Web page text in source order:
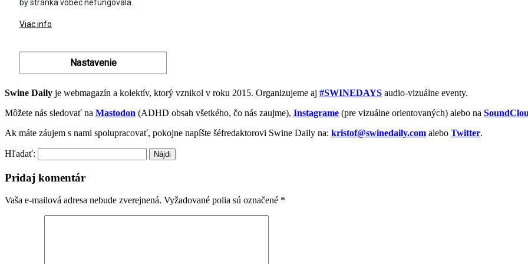
Swine Daily je webmagazín a kolektív, ktorý vznikol v roku 2015. Organizujeme aj #SWINEDAYS audio-vizuálne eventy.
Môžete nás sledovať na Mastodon (ADHD obsah všetkého, čo nás zaujme), Instagrame (pre vizuálne orientovaných) alebo na
Ak máte záujem s nami spolupracovať, pokojne napíšte šéfredaktorovi Swine Daily na: kristof@swinedaily.com alebo Twitter.
Hľadať:
Pridaj komentár
Vaša e-mailová adresa nebude zverejnená. Vyžadované polia sú označené *